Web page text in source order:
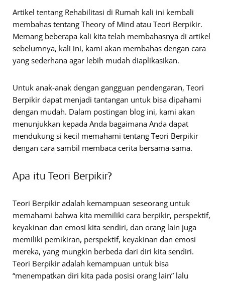
Artikel tentang Rehabilitasi di Rumah kali ini kembali
membahas tentang Theory of Mind atau Teori Berpikir.
Memang beberapa kali kita telah membahasnya di artikel
sebelumnya, kali ini, kami akan membahas dengan cara
yang sederhana agar lebih mudah diaplikasikan.
Untuk anak-anak dengan gangguan pendengaran, Teori
Berpikir dapat menjadi tantangan untuk bisa dipahami
dengan mudah. Dalam postingan blog ini, kami akan
menunjukkan kepada Anda bagaimana Anda dapat
mendukung si kecil memahami tentang Teori Berpikir
dengan cara sambil membaca cerita bersama-sama.
Apa itu Teori Berpikir?
Teori Berpikir adalah kemampuan seseorang untuk
memahami bahwa kita memiliki cara berpikir, perspektif,
keyakinan dan emosi kita sendiri, dan orang lain juga
memiliki pemikiran, perspektif, keyakinan dan emosi
mereka, yang mungkin berbeda dari diri kita sendiri.
Teori Berpikir adalah kemampuan untuk bisa
“menempatkan diri kita pada posisi orang lain” lalu